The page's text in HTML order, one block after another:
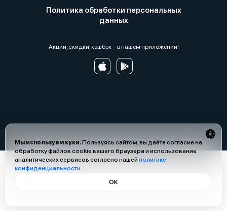
Мы используем куки.Пользуясь сайтом, вы даёте согласие на
обработку файлов cookie вашего браузера и использование
аналитических сервисов согласно нашей политике
конфиденциальности.
ОК
Политика обработки персональных
данных
Акции, скидки, кэшбэк − в нашем приложении!